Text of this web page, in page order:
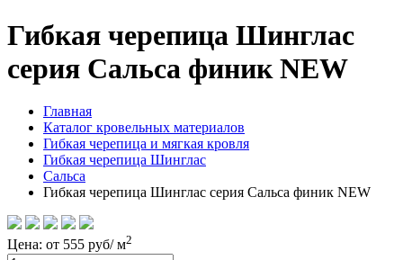
Гибкая черепица Шинглас
серия Сальса финик NEW
Главная
Каталог кровельных материалов
Гибкая черепица и мягкая кровля
Гибкая черепица Шинглас
Сальса
Гибкая черепица Шинглас серия Сальса финик NEW
Цена: от 555 руб/ м2